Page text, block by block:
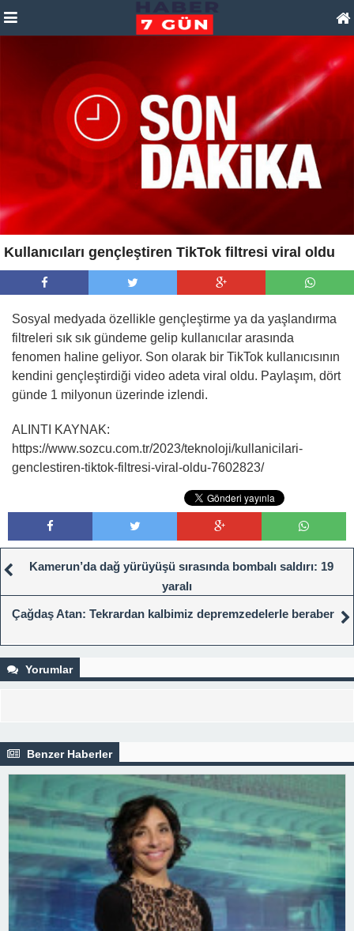
Kullanıcıları gençleştiren TikTok filtresi viral oldu
Sosyal medyada özellikle gençleştirme ya da yaşlandırma
filtreleri sık sık gündeme gelip kullanıcılar arasında
fenomen haline geliyor. Son olarak bir TikTok kullanıcısının
kendini gençleştirdiği video adeta viral oldu. Paylaşım, dört
günde 1 milyonun üzerinde izlendi.
ALINTI KAYNAK:
https://www.sozcu.com.tr/2023/teknoloji/kullanicilari-
genclestiren-tiktok-filtresi-viral-oldu-7602823/
Kamerun’da dağ yürüyüşü sırasında bombalı saldırı: 19
yaralı
Çağdaş Atan: Tekrardan kalbimiz depremzedelerle beraber
Yorumlar
Benzer Haberler